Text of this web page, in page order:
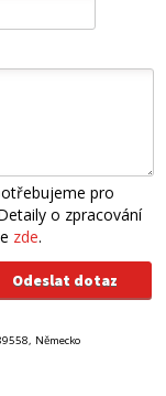
pro
o zpracování
zde.
Německo